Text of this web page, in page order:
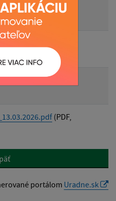
(PDF,
portálom Uradne.sk